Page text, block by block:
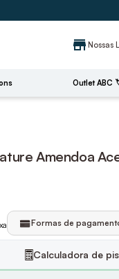
store Nossas
Outlet ABC
Amendoa
Formas de
Calculadora de